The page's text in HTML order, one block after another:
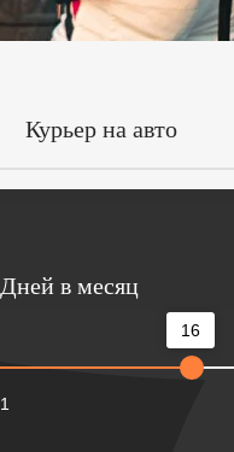
Курьер на авто
Дней в месяц
16
1